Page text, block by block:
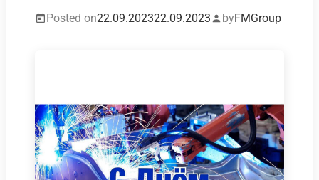
Posted on22.09.202322.09.2023 byFMGroup